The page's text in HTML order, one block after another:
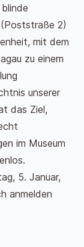
2)
mit dem
zu einem
unserer
das Ziel,
im Museum
5. Januar,
anmelden